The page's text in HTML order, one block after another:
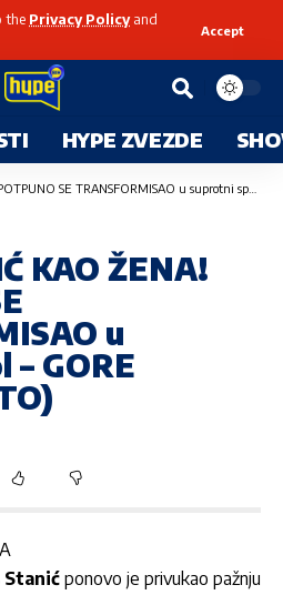
the Privacy Policyand
Accept
HYPE ZVEZDE
TRANSFORMISAO u suprotni spol – GORE MREŽE (FOTO)
KAO ŽENA!
u
GORE
Stanić ponovo je privukao pažnju